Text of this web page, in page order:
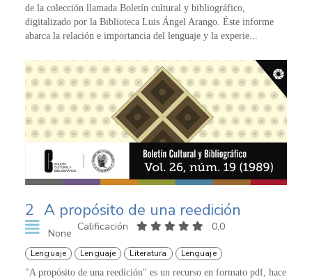
de la colección llamada Boletín cultural y bibliográfico,
digitalizado por la Biblioteca Luis Ángel Arango. Éste informe
abarca la relación e importancia del lenguaje y la experie...
2 A propósito de una reedición
None
Calificación 0,0
Lenguaje Lenguaje Literatura Lenguaje
"A propósito de una reedición" es un recurso en formato pdf, hace